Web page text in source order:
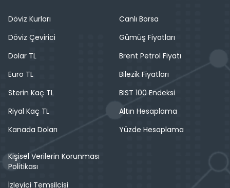
Döviz Kurları
Döviz Çevirici
Dolar TL
Euro TL
Sterin Kaç TL
Riyal Kaç TL
Kanada Doları
Canlı Borsa
Gümüş Fiyatları
Brent Petrol Fiyatı
Bilezik Fiyatları
BIST 100 Endeksi
Altın Hesaplama
Yüzde Hesaplama
Kişisel Verilerin Korunması
Politikası
İzleyici Temsilcisi